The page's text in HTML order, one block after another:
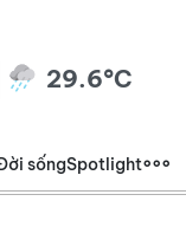
29.6°C
sốngSpotlight